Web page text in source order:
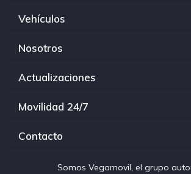
Vehículos
Nosotros
Actualizaciones
Movilidad 24/7
Contacto
Somos Vegamovil, el grupo